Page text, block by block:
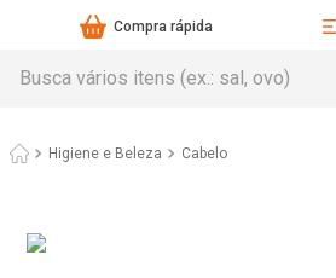
Compra rápida
Higiene e Beleza Cabelo